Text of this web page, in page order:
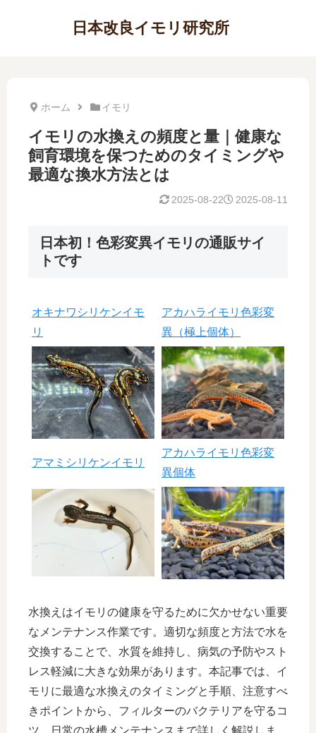
日本改良イモリ研究所
ホーム イモリ
イモリの水換えの頻度と量｜健康な
飼育環境を保つためのタイミングや
最適な換水方法とは
2025-08-11
2025-08-22
日本初！色彩変異イモリの通販サイ
トです
オキナワシリケンイモ
リ
アカハライモリ色彩変
異（極上個体）
アマミシリケンイモリ
アカハライモリ色彩変
異個体
水換えはイモリの健康を守るために欠かせない重要
なメンテナンス作業です。適切な頻度と方法で水を
交換することで、水質を維持し、病気の予防やスト
レス軽減に大きな効果があります。本記事では、イ
モリに最適な水換えのタイミングと手順、注意すべ
きポイントから、フィルターのバクテリアを守るコ